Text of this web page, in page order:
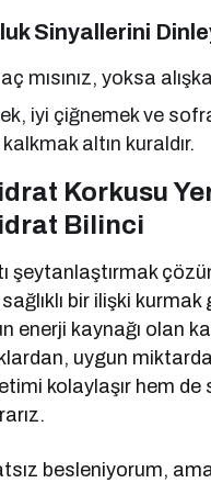
Sinyallerini
mısınız, yoksa
iyi çiğnemek ve
altın kuraldır.
Korkusu
Bilinci
şeytanlaştırmak
bir ilişki kurmak
enerji kaynağı olan
uygun miktarda
kolaylaşır hem de
besleniyorum,